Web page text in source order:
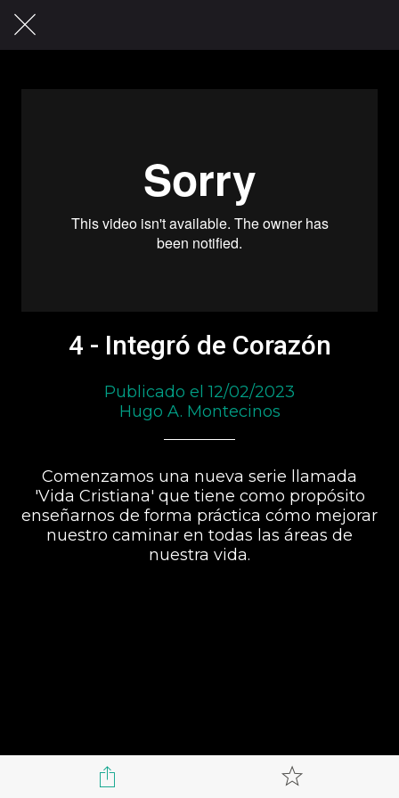
4 - Integró de Corazón
Publicado el 12/02/2023
Hugo A. Montecinos
Comenzamos una nueva serie llamada
'Vida Cristiana' que tiene como propósito
enseñarnos de forma práctica cómo mejorar
nuestro caminar en todas las áreas de
nuestra vida.